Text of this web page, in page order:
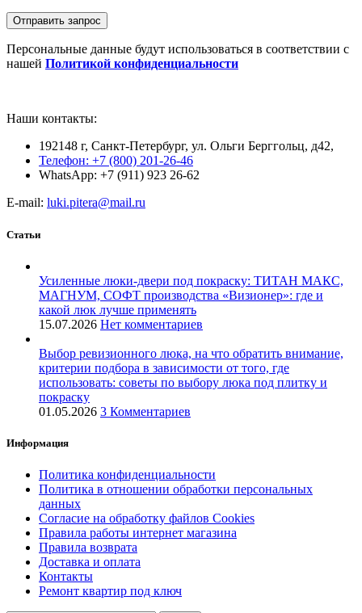
Персональные данные будут использоваться в соответствии с
нашей Политикой конфиденциальности
Наши контакты:
192148 г, Санкт-Петербург, ул. Ольги Берггольц, д42,
Телефон: +7 (800) 201-26-46
WhatsApp: +7 (911) 923 26-62
E-mail: luki.pitera@mail.ru
Статьи
Усиленные люки-двери под покраску: ТИТАН МАКС,
МАГНУМ, СОФТ производства «Визионер»: где и
какой люк лучше применять
15.07.2026 Нет комментариев
Выбор ревизионного люка, на что обратить внимание,
критерии подбора в зависимости от того, где
использовать: советы по выбору люка под плитку и
покраску
01.05.2026 3 Комментариев
Информация
Политика конфиденциальности
Политика в отношении обработки персональных
данных
Согласие на обработку файлов Cookies
Правила работы интернет магазина
Правила возврата
Доставка и оплата
Контакты
Ремонт квартир под ключ